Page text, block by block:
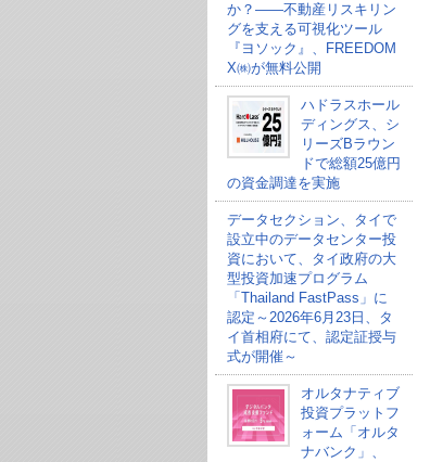
か？——不動産リスキリン
グを支える可視化ツール
『ヨソック』、FREEDOM
X㈱が無料公開
ハドラスホール
ディングス、シ
リーズBラウン
ドで総額25億円
の資金調達を実施
データセクション、タイで
設立中のデータセンター投
資において、タイ政府の大
型投資加速プログラム
「Thailand FastPass」に
認定～2026年6月23日、タ
イ首相府にて、認定証授与
式が開催～
オルタナティブ
投資プラットフ
ォーム「オルタ
ナバンク」、